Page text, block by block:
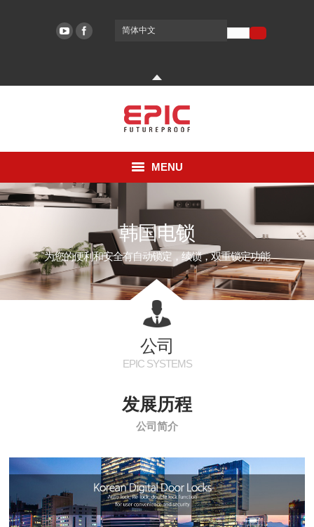
简体中文
MENU
公司
技术
支援
韩国电锁
为您的便利和安全有自动锁定，续锁，双重锁定功能
公司
EPIC SYSTEMS
发展历程
公司简介